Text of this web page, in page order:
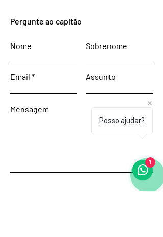
Pergunte ao capitão
Nome Sobrenome
Email Assunto
Mensagem
Posso ajudar?
1